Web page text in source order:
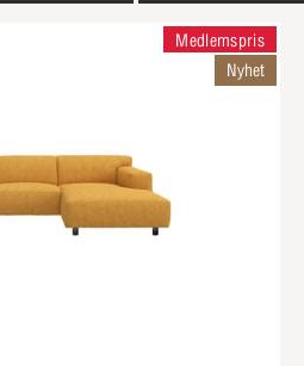
Medlemspris
Nyhet